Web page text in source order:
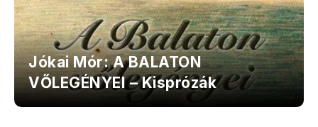
Jókai Mór: A BALATON
VŐLEGÉNYEI – Kisprózák